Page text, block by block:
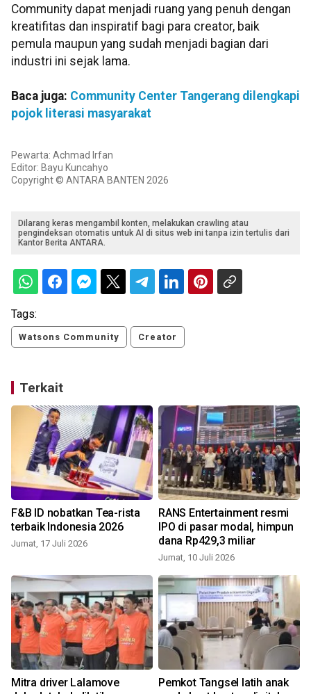
Community dapat menjadi ruang yang penuh dengan
kreatifitas dan inspiratif bagi para creator, baik
pemula maupun yang sudah menjadi bagian dari
industri ini sejak lama.
Baca juga: Community Center Tangerang dilengkapi
pojok literasi masyarakat
Pewarta: Achmad Irfan
Editor: Bayu Kuncahyo
Copyright © ANTARA BANTEN 2026
Dilarang keras mengambil konten, melakukan crawling atau
pengindeksan otomatis untuk AI di situs web ini tanpa izin tertulis dari
Kantor Berita ANTARA.
Tags:
Watsons Community Creator
Terkait
F&B ID nobatkan Tea-rista
terbaik Indonesia 2026
Jumat, 17 Juli 2026
RANS Entertainment resmi
IPO di pasar modal, himpun
dana Rp429,3 miliar
Jumat, 10 Juli 2026
Mitra driver Lalamove
Pemkot Tangsel latih anak